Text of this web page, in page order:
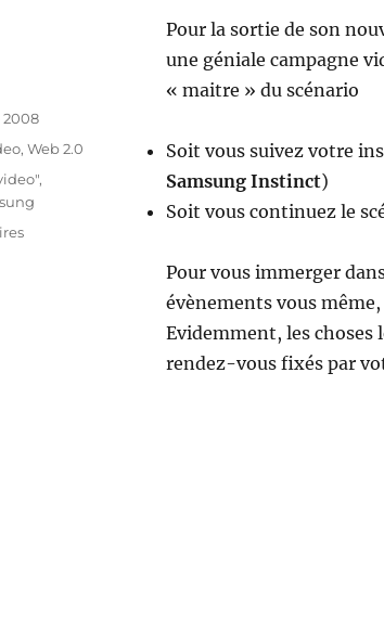
Pour la sortie de son
une géniale campagne
« maitre » du scénario
Soit vous suivez votre
Samsung Instinct)
Soit vous continuez le
Pour vous immerger
évènements vous
Evidemment, les choses
rendez-vous fixés par
2008
,Web 2.0
,
sur